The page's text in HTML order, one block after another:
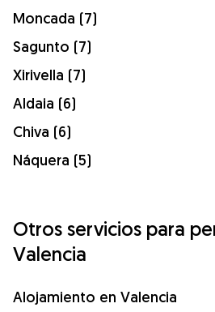
Moncada (7)
Sagunto (7)
Xirivella (7)
Aldaia (6)
Chiva (6)
Náquera (5)
Otros servicios para
Valencia
Alojamiento en Valencia